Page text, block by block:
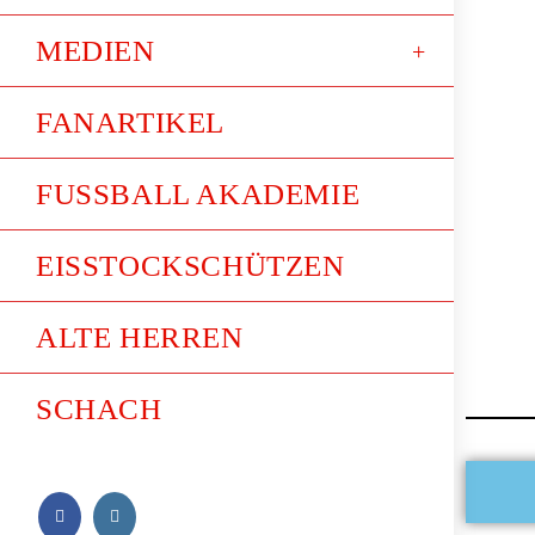
MEDIEN
FANARTIKEL
FUSSBALL AKADEMIE
EISSTOCKSCHÜTZEN
ALTE HERREN
SCHACH